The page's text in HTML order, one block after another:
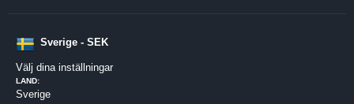
Sverige - SEK
Välj dina inställningar
LAND:
Sverige